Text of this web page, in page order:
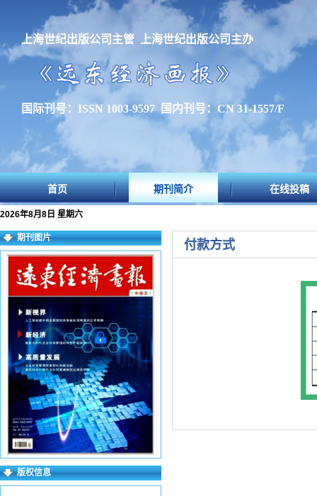
上海世纪出版公司主管 上海世纪出版公司主办
国际刊号：ISSN 1003-9597 国内刊号：CN 31-1557/F
首页 期刊简介 在线投稿
2026年8月8日 星期六
期刊图片
版权信息
付款方式